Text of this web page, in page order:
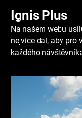
content
Ignis Plus
Na našem webu
nejvíce dal, aby pro
každého